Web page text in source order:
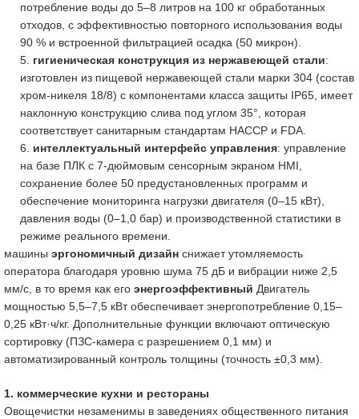
потребление воды до 5–8 литров на 100 кг обработанных
отходов, с эффективностью повторного использования воды
90 % и встроенной фильтрацией осадка (50 микрон).
5. гигиеническая конструкция из нержавеющей стали:
изготовлен из пищевой нержавеющей стали марки 304 (состав
хром-никеля 18/8) с компонентами класса защиты IP65, имеет
наклонную конструкцию слива под углом 35°, которая
соответствует санитарным стандартам HACCP и FDA.
6. интеллектуальный интерфейс управления: управление
на базе ПЛК с 7-дюймовым сенсорным экраном HMI,
сохранение более 50 предустановленных программ и
обеспечение мониторинга нагрузки двигателя (0–15 кВт),
давления воды (0–1,0 бар) и производственной статистики в
режиме реального времени.
машины эргономичный дизайн снижает утомляемость
оператора благодаря уровню шума 75 дБ и вибрации ниже 2,5
мм/с, в то время как его энергоэффективный Двигатель
мощностью 5,5–7,5 кВт обеспечивает энергопотребление 0,15–
0,25 кВт·ч/кг. Дополнительные функции включают оптическую
сортировку (ПЗС-камера с разрешением 0,1 мм) и
автоматизированный контроль толщины (точность ±0,3 мм).
1. коммерческие кухни и рестораны
Овощечистки незаменимы в заведениях общественного питания